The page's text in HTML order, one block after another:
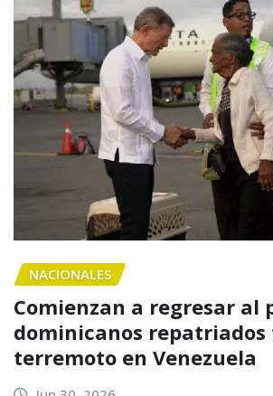
NACIONALES
Comienzan a regresar al
dominicanos repatriados
terremoto en Venezuela